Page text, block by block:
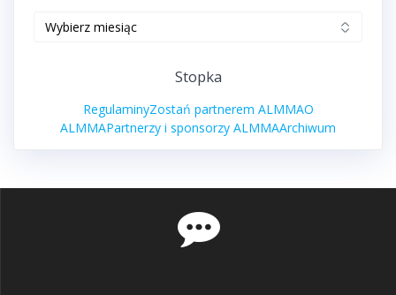
Stopka
RegulaminyZostań partnerem ALMMAO
ALMMAPartnerzy i sponsorzy ALMMAArchiwum